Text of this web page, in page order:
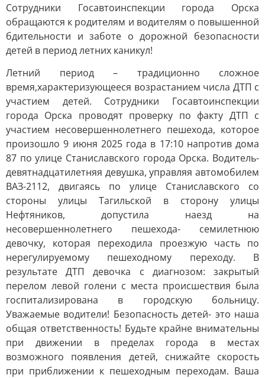
Сотрудники Госавтоинспекции города Орска
обращаются к родителям и водителям о повышенной
бдительности и заботе о дорожной безопасности
детей в период летних каникул!
Летний период – традиционно сложное
время,характеризующееся возрастанием числа ДТП с
участием детей. Сотрудники Госавтоинспекции
города Орска проводят проверку по факту ДТП с
участием несовершеннолетнего пешехода, которое
произошло 9 июня 2025 года в 17:10 напротив дома
87 по улице Станиславского города Орска. Водитель-
девятнадцатилетняя девушка, управляя автомобилем
ВАЗ-2112, двигаясь по улице Станиславского со
стороны улицы Тагильской в сторону улицы
Нефтяников, допустила наезд на
несовершеннолетнего пешехода- семилетнюю
девочку, которая переходила проезжую часть по
нерегулируемому пешеходному переходу. В
результате ДТП девочка с диагнозом: закрытый
перелом левой голени с места происшествия была
госпитализирована в городскую больницу.
Уважаемые водители! Безопасность детей- это наша
общая ответственность! Будьте крайне внимательны
при движении в пределах города в местах
возможного появления детей, снижайте скорость
при приближении к пешеходным переходам. Ваша